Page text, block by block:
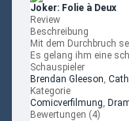
Joker: Folie à Deux
Review
Beschreibung
Mit dem Durchbruch
Es gelang ihm eine
Schauspieler
Brendan Gleeson,
Kategorie
Comicverfilmung,
Bewertungen (4)